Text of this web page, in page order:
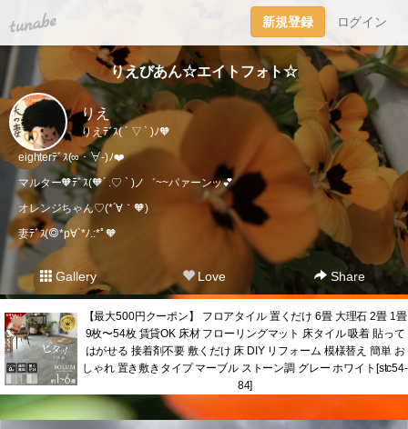
tuna.be 新規登録 ログイン
りえびあん☆エイトフォト☆
りえ
りえﾃﾞｽ( ´ ▽ ` )ﾉ🧡
eighterﾃﾞｽ(∞・∀-)ﾉ❤️
マルター🧡ﾃﾞｽ(🧡´ .♡ ` )ノ゛~~パァーンッ💕
オレンジちゃん♡(*´∀｀🧡)
妻ﾃﾞｽ(◎*p∀`*ﾉ.:*ﾟ🧡
Gallery Love Share
【最大500円クーポン】 フロアタイル 置くだけ 6畳 大理石 2畳 1畳
9枚〜54枚 賃貸OK 床材 フローリングマット 床タイル 吸着 貼って
はがせる 接着剤不要 敷くだけ 床 DIY リフォーム 模様替え 簡単 お
しゃれ 置き敷きタイプ マーブル ストーン調 グレー ホワイト[stc54-
84]